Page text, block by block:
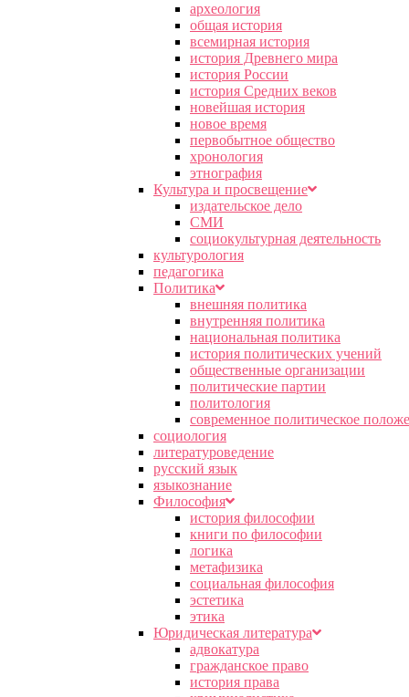
археология
общая история
всемирная история
история Древнего мира
история России
история Средних веков
новейшая история
новое время
первобытное общество
хронология
этнография
Культура и просвещение
издательское дело
СМИ
социокультурная деятельность
культурология
педагогика
Политика
внешняя политика
внутренняя политика
национальная политика
история политических учений
общественные организации
политические партии
политология
современное политическое
социология
литературоведение
русский язык
языкознание
Философия
история философии
книги по философии
логика
метафизика
социальная философия
эстетика
этика
Юридическая литература
адвокатура
гражданское право
история права